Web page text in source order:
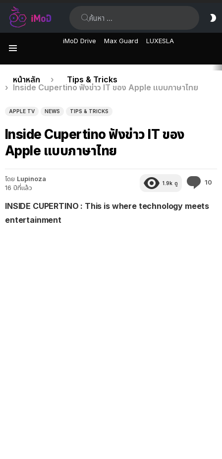
iMoD Drive Max Guard LUXESLA
เรื่อง
ล่าสุด
คุณอยู่ที่นี่:
หน้าหลัก
Tips & Tricks
Inside Cupertino ฟังข่าว IT ของ Apple แบบภาษาไทย
APPLE TV NEWS TIPS & TRICKS
Inside Cupertino ฟังข่าว IT ของ
Apple แบบภาษาไทย
โดย Lupinoza
16 ปีที่แล้ว
1.9k ดู 10
INSIDE CUPERTINO : This is where technology meets
entertainment